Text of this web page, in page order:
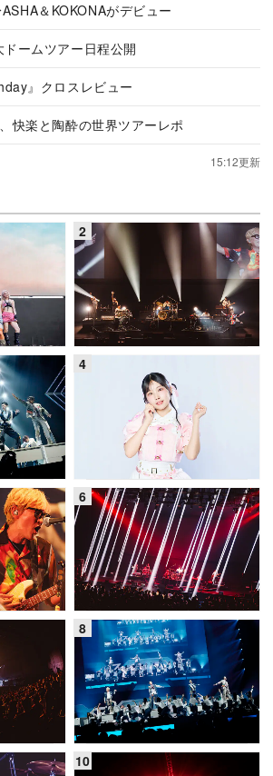
ASHA＆KOKONAがデビュー
ームツアー日程公開
』クロスレビュー
快楽と陶酔の世界ツアーレポ
15:12更新